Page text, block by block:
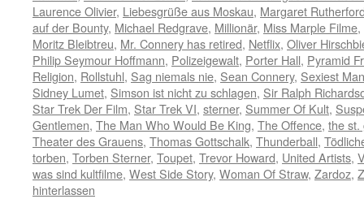
Laurence Olivier, Liebesgrüße aus Moskau, Margaret
auf der Bounty, Michael Redgrave, Millionär, Miss Marple Filme,
Moritz Bleibtreu, Mr. Connery has retired, Netflix, Oliver
Philip Seymour Hoffmann, Polizeigewalt, Porter Hall, Pyramid
Religion, Rollstuhl, Sag niemals nie, Sean Connery, Sexiest
Sidney Lumet, Simson ist nicht zu schlagen, Sir Ralph
Star Trek Der Film, Star Trek VI, sterner, Summer Of Kult,
Gentlemen, The Man Who Would Be King, The Offence, the st.
Theater des Grauens, Thomas Gottschalk, Thunderball,
torben, Torben Sterner, Toupet, Trevor Howard, United Artists,
was sind kultfilme, West Side Story, Woman Of Straw, Zardoz,
hinterlassen